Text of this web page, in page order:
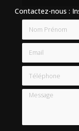
Contactez-nous :
Email
Téléphone
Message